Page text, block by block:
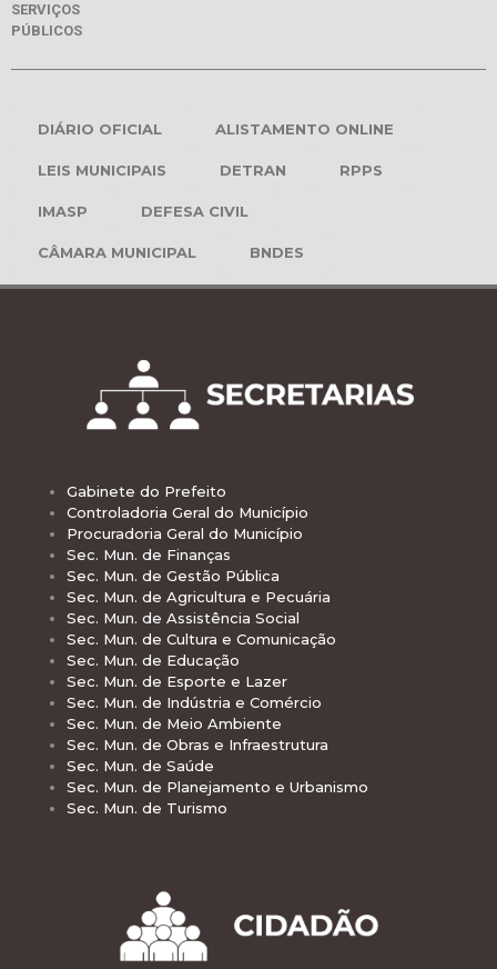
SERVIÇOS
PÚBLICOS
DIÁRIO OFICIAL ALISTAMENTO ONLINE
LEIS MUNICIPAIS DETRAN RPPS
IMASP DEFESA CIVIL
CÂMARA MUNICIPAL BNDES
Gabinete do Prefeito
Controladoria Geral do Município
Procuradoria Geral do Município
Sec. Mun. de Finanças
Sec. Mun. de Gestão Pública
Sec. Mun. de Agricultura e Pecuária
Sec. Mun. de Assistência Social
Sec. Mun. de Cultura e Comunicação
Sec. Mun. de Educação
Sec. Mun. de Esporte e Lazer
Sec. Mun. de Indústria e Comércio
Sec. Mun. de Meio Ambiente
Sec. Mun. de Obras e Infraestrutura
Sec. Mun. de Saúde
Sec. Mun. de Planejamento e Urbanismo
Sec. Mun. de Turismo